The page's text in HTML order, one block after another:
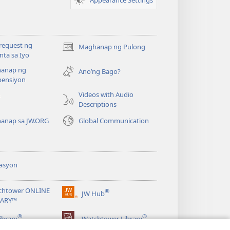
ng
sa Iyo
Maghanap ng Pulong
(may
na
window)
ng
Ano’ng Bago?
Videos with Audio
Descriptions
sa JW.ORG
Global Communication
ONLINE
JW Hub®
(may
na
® Watchtower Library®